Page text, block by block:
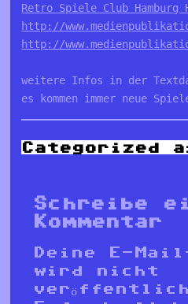
Retro Spiele Club Hamburg
http://
http://
weitere Infos in der
es kommen immer neue
Categorized
Schreibe
Kommentar
Deine E-
wird nicht